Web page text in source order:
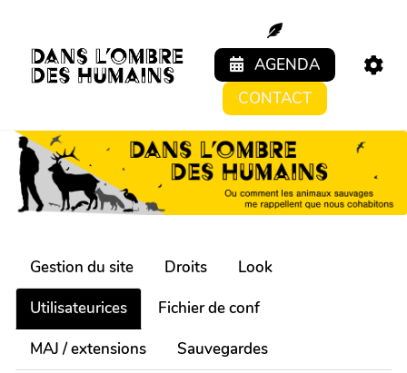
AGENDA
CONTACT
Gestion du site Droits
Look
Utilisateurices
Fichier de conf
MAJ / extensions
Sauvegardes